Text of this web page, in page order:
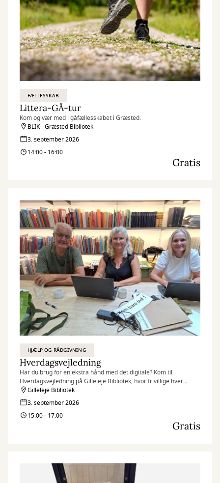
FÆLLESSKAB
Littera-GÅ-tur
Kom og vær med i gåfællesskabet i Græsted.
BLIK - Græsted Bibliotek
3. september 2026
14:00 - 16:00
Gratis
HJÆLP OG RÅDGIVNING
Hverdagsvejledning
Har du brug for en ekstra hånd med det digitale? Kom til
Hverdagsvejledning på Gilleleje Bibliotek, hvor frivillige hver
torsdag står klar til at hjælpe borgere.
Gilleleje Bibliotek
3. september 2026
15:00 - 17:00
Gratis